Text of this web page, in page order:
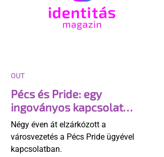
Pécs és Pride: egy
ingoványos kapcsolat
története
Négy éven át elzárkózott a
városvezetés a Pécs Pride ügyével
kapcsolatban.
OUT